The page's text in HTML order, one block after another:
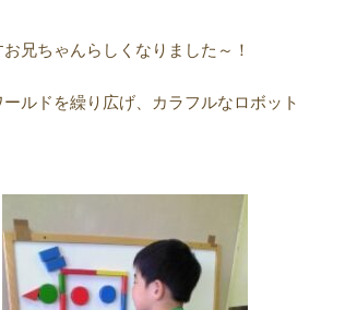
兄ちゃんらしくなりました～！
ルドを繰り広げ、カラフルなロボット